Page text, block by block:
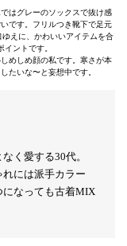
はグレーのソックスで抜け感
です。フリルつき靴下で足元
えに、かわいいアイテムを合
ントです。
めしめ顔の私です。寒さが本
たいな〜と妄想中です。
く愛する30代。
には派手カラー
になっても古着MIX